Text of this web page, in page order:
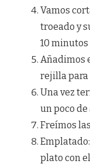
Vamos
troeado y
10
Añadimos
rejilla para
Una vez
un poco
Freímos
plato con